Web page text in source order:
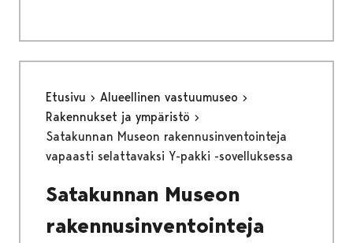
Etusivu
Alueellinen vastuumuseo
Rakennukset ja ympäristö
Satakunnan Museon rakennusinventointeja
vapaasti selattavaksi Y-pakki -sovelluksessa
Satakunnan Museon
rakennusinventointeja